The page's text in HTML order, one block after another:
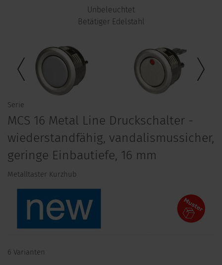
Unbeleuchtet
Betätiger Edelstahl
Serie
MCS 16 Metal Line Druckschalter -
wiederstandfähig, vandalismussicher,
geringe Einbautiefe, 16 mm
Metalltaster Kurzhub
6 Varianten